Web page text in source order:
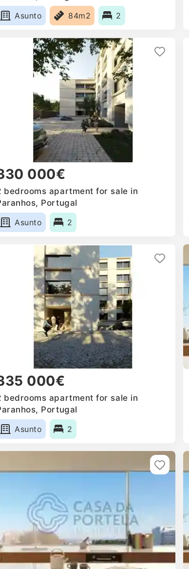
Asunto
84m2 2
000€
bedrooms apartment for sale in
Portugal
Asunto
2
000€
bedrooms apartment for sale in
Portugal
Asunto
2